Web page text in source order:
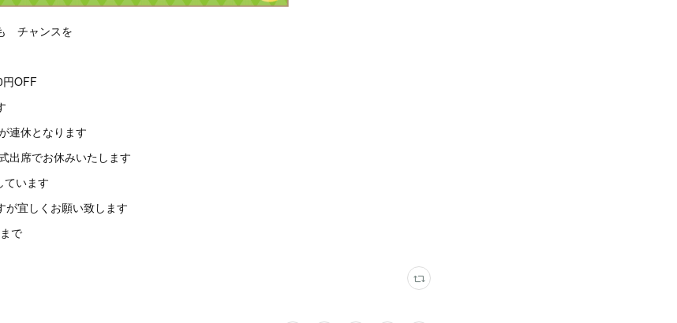
チャンスを
OFF
連休となります
出席でお休みいたします
います
が宜しくお願い致します
で